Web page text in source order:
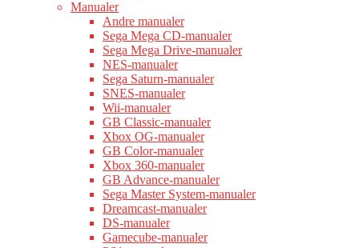
Manualer
Andre manualer
Sega Mega CD-manualer
Sega Mega Drive-manualer
NES-manualer
Sega Saturn-manualer
SNES-manualer
Wii-manualer
GB Classic-manualer
Xbox OG-manualer
GB Color-manualer
Xbox 360-manualer
GB Advance-manualer
Sega Master System-manualer
Dreamcast-manualer
DS-manualer
Gamecube-manualer